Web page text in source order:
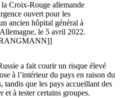
Croix-Rouge allemande
ouvert pour les
ancien hôpital général à
le 5 avril 2022.
a fait courir un risque élevé
à l’intérieur du pays en raison du
tandis que les pays accueillant des
et à tester certains groupes.